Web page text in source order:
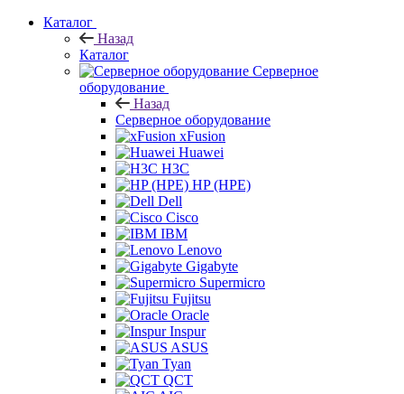
Каталог
Назад
Каталог
Серверное
оборудование
Назад
Серверное оборудование
xFusion
Huawei
H3C
HP (HPE)
Dell
Cisco
IBM
Lenovo
Gigabyte
Supermicro
Fujitsu
Oracle
Inspur
ASUS
Tyan
QCT